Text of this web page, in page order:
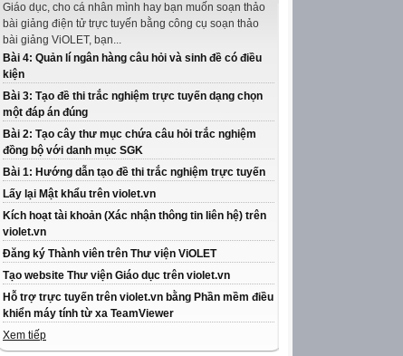
Giáo dục, cho cá nhân mình hay bạn muốn soạn thảo
bài giảng điện tử trực tuyến bằng công cụ soạn thảo
bài giảng ViOLET, bạn...
Bài 4: Quản lí ngân hàng câu hỏi và sinh đề có điều
kiện
Bài 3: Tạo đề thi trắc nghiệm trực tuyến dạng chọn
một đáp án đúng
Bài 2: Tạo cây thư mục chứa câu hỏi trắc nghiệm
đồng bộ với danh mục SGK
Bài 1: Hướng dẫn tạo đề thi trắc nghiệm trực tuyến
Lấy lại Mật khẩu trên violet.vn
Kích hoạt tài khoản (Xác nhận thông tin liên hệ) trên
violet.vn
Đăng ký Thành viên trên Thư viện ViOLET
Tạo website Thư viện Giáo dục trên violet.vn
Hỗ trợ trực tuyến trên violet.vn bằng Phần mềm điều
khiển máy tính từ xa TeamViewer
Xem tiếp